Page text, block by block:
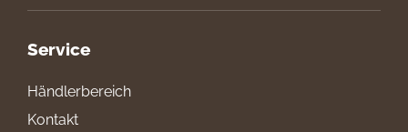
Service
Händlerbereich
Kontakt